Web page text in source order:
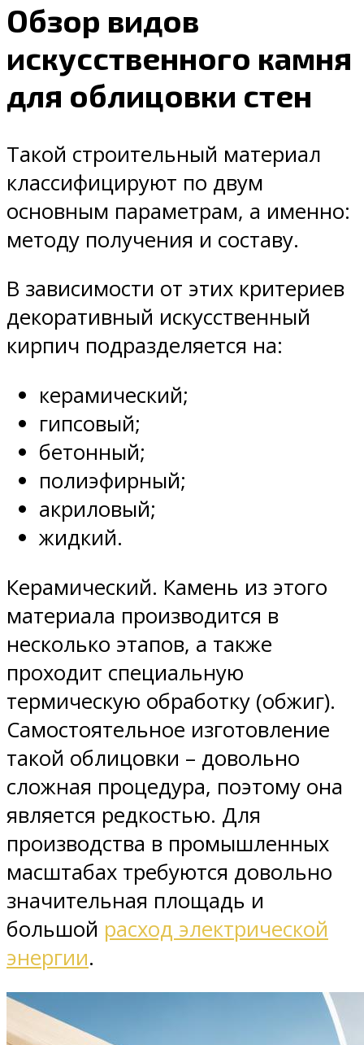
Обзор видов
искусственного камня
для облицовки стен
Такой строительный материал
классифицируют по двум
основным параметрам, а именно:
методу получения и составу.
В зависимости от этих критериев
декоративный искусственный
кирпич подразделяется на:
керамический;
гипсовый;
бетонный;
полиэфирный;
акриловый;
жидкий.
Керамический. Камень из этого
материала производится в
несколько этапов, а также
проходит специальную
термическую обработку (обжиг).
Самостоятельное изготовление
такой облицовки – довольно
сложная процедура, поэтому она
является редкостью. Для
производства в промышленных
масштабах требуются довольно
значительная площадь и
большой расход электрической
энергии.